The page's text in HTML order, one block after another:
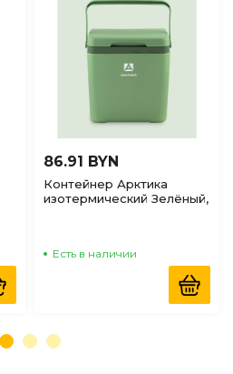
86.91 BYN
Контейнер Арктика
изотермический Зелёный,
Есть в наличии